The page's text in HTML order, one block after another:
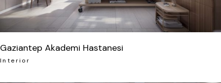
Gaziantep Akademi Hastanesi
Interior